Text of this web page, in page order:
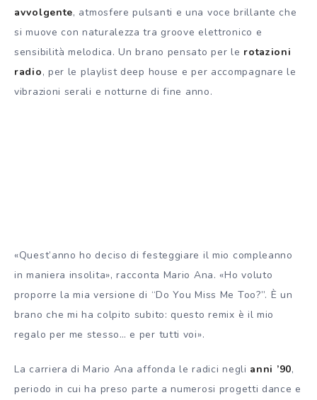
avvolgente, atmosfere pulsanti e una voce brillante che
si muove con naturalezza tra groove elettronico e
sensibilità melodica. Un brano pensato per le rotazioni
radio, per le playlist deep house e per accompagnare le
vibrazioni serali e notturne di fine anno.
«Quest’anno ho deciso di festeggiare il mio compleanno
in maniera insolita», racconta Mario Ana. «Ho voluto
proporre la mia versione di “Do You Miss Me Too?”. È un
brano che mi ha colpito subito: questo remix è il mio
regalo per me stesso… e per tutti voi».
La carriera di Mario Ana affonda le radici negli anni ’90,
periodo in cui ha preso parte a numerosi progetti dance e